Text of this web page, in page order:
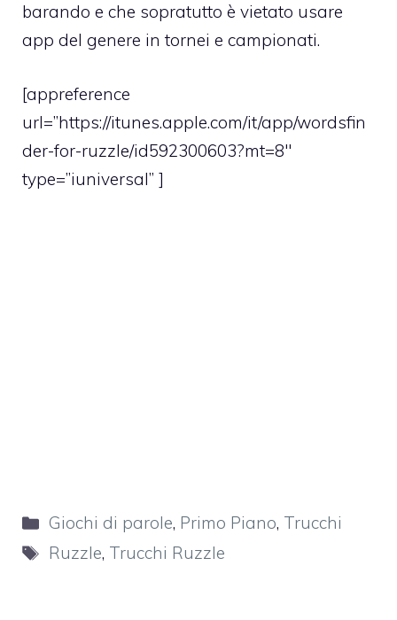
barando e che sopratutto è vietato usare
app del genere in tornei e campionati.
[appreference
url=”https://itunes.apple.com/it/app/wordsfin
der-for-ruzzle/id592300603?mt=8″
type=”iuniversal” ]
Categorie
Giochi di parole, Primo Piano, Trucchi
Tag
Ruzzle, Trucchi Ruzzle